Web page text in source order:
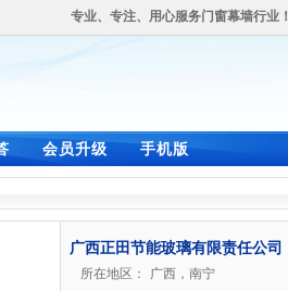
专业、专注、用心服务门窗幕墙行业！
会员升级 手机版
广西正田节能玻璃有限责任公司
所在地区：
广西，南宁